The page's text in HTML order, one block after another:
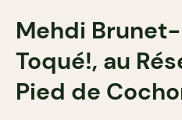
Mehdi
Toqué!, au
Pied de